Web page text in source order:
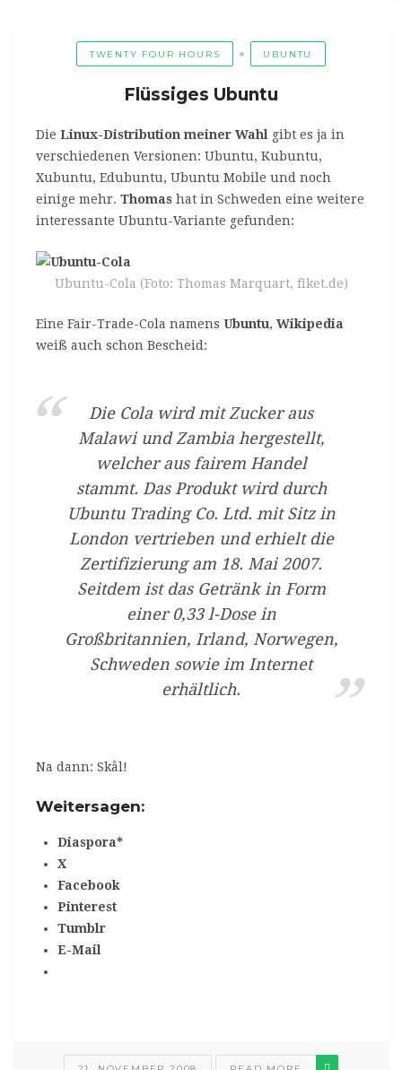
TWENTY FOUR HOURS UBUNTU
Flüssiges Ubuntu
Die Linux-Distribution meiner Wahl gibt es ja in
verschiedenen Versionen: Ubuntu, Kubuntu,
Xubuntu, Edubuntu, Ubuntu Mobile und noch
einige mehr. Thomas hat in Schweden eine weitere
interessante Ubuntu-Variante gefunden:
Ubuntu-Cola (Foto: Thomas Marquart, fiket.de)
Eine Fair-Trade-Cola namens Ubuntu, Wikipedia
weiß auch schon Bescheid:
Die Cola wird mit Zucker aus
Malawi und Zambia hergestellt,
welcher aus fairem Handel
stammt. Das Produkt wird durch
Ubuntu Trading Co. Ltd. mit Sitz in
London vertrieben und erhielt die
Zertifizierung am 18. Mai 2007.
Seitdem ist das Getränk in Form
einer 0,33 l-Dose in
Großbritannien, Irland, Norwegen,
Schweden sowie im Internet
erhältlich.
Na dann: Skål!
Weitersagen:
Diaspora*
X
Facebook
Pinterest
Tumblr
E-Mail